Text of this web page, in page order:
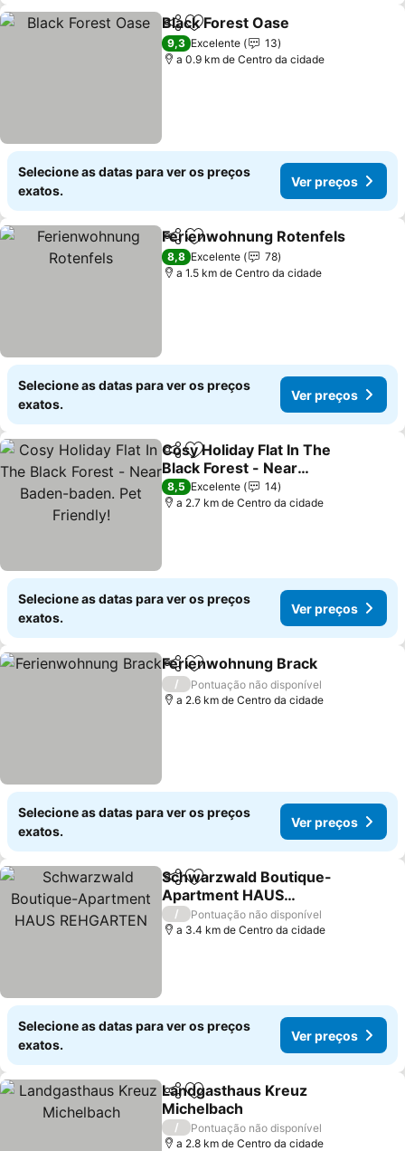
PartilharAdicionar aos favoritos
Black Forest Oase
9,3 Excelente
13
a 0.9 km de Centro da cidade
Selecione as datas para ver os preços
exatos.
Ver preços
PartilharAdicionar aos favoritos
Ferienwohnung Rotenfels
8,8 Excelente
78
a 1.5 km de Centro da cidade
Selecione as datas para ver os preços
exatos.
Ver preços
PartilharAdicionar aos favoritos
Cosy Holiday Flat In The
Black Forest - Near
Baden-baden. Pet
Friendly!
Ver preços
8,5 Excelente
14
a 2.7 km de Centro da cidade
Selecione as datas para ver os preços
exatos.
Ver preços
PartilharAdicionar aos favoritos
Ferienwohnung Brack
/
Pontuação não disponível
a 2.6 km de Centro da cidade
Selecione as datas para ver os preços
exatos.
Ver preços
PartilharAdicionar aos favoritos
Schwarzwald Boutique-
Apartment HAUS
REHGARTEN
Ver preços
/
Pontuação não disponível
a 3.4 km de Centro da cidade
Selecione as datas para ver os preços
exatos.
Ver preços
PartilharAdicionar aos favoritos
Landgasthaus Kreuz
Michelbach
Ver preços
/
Pontuação não disponível
a 2.8 km de Centro da cidade